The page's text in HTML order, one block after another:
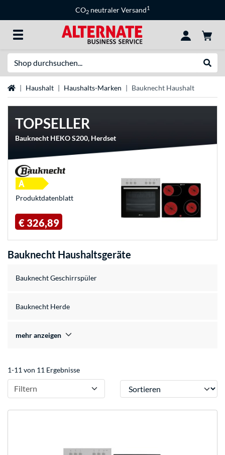
CO2 neutraler Versand1
StartseiteHaushalt Haushalts-Marken Bauknecht Haushalt
TOPSELLER
Bauknecht HEKO S200, Herdset
Produkt­datenblatt
€ 326,89
Bauknecht Haushaltsgeräte
Bauknecht Geschirrspüler
Bauknecht Herde
mehr anzeigen
1-11 von 11 Ergebnisse
Filtern Sortieren